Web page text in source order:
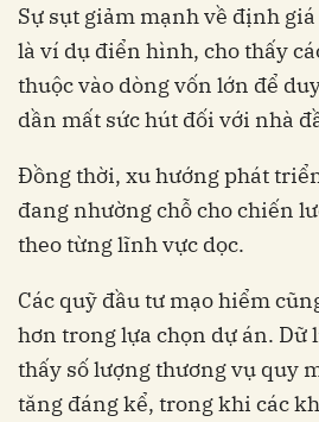
Sự sụt giảm mạnh về định
là ví dụ điển hình, cho thấy
thuộc vào dòng vốn lớn để
dần mất sức hút đối với nhà
Đồng thời, xu hướng phát
đang nhường chỗ cho chiến
theo từng lĩnh vực dọc.
Các quỹ đầu tư mạo hiểm
hơn trong lựa chọn dự án. Dữ
thấy số lượng thương vụ quy
tăng đáng kể, trong khi các